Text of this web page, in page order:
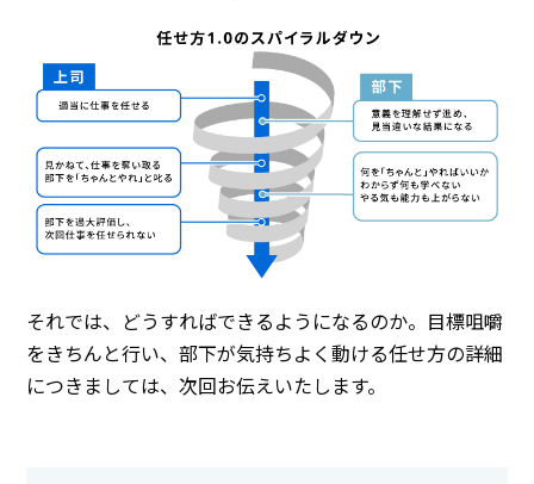
それでは、どうすればできるようになるのか。目標咀嚼
をきちんと行い、部下が気持ちよく動ける任せ方の詳細
につきましては、次回お伝えいたします。